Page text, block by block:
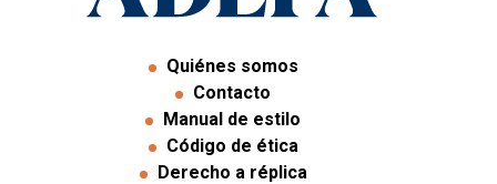
Quiénes somos
Contacto
Manual de estilo
Código de ética
Derecho a réplica